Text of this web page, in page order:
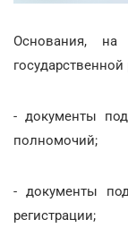
Основания,
- документы
полномочий;
- документы
регистрации;